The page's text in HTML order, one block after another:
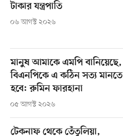
টাকার যন্ত্রপাতি
০৬ আগস্ট ২০২৬
মানুষ আমাকে এমপি বানিয়েছে,
বিএনপিকে এ কঠিন সত্য মানতে
হবে: রুমিন ফারহানা
০৫ আগস্ট ২০২৬
টেকনাফ থেকে তেঁতুলিয়া,